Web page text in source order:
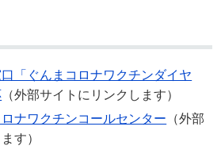
「ぐんまコロナワクチンダイヤ
（外部サイトにリンクします）
ナワクチンコールセンター （外部
す）